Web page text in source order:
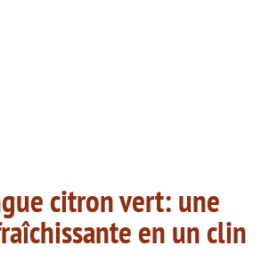
citron vert: une
en un clin